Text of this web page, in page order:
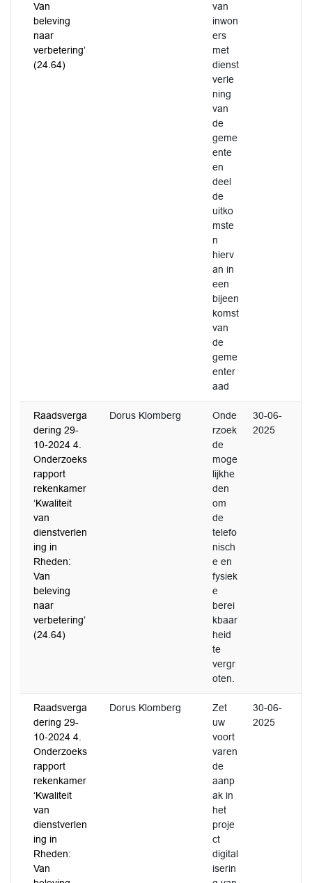
Van
beleving
naar
verbetering’
(24.64)
van
inwon
ers
met
dienst
verle
ning
van
de
geme
ente
en
deel
de
uitko
mste
n
hierv
an in
een
bijeen
komst
van
de
geme
enter
aad
Raadsverga
dering 29-
10-2024 4.
Onderzoeks
rapport
rekenkamer
‘Kwaliteit
van
dienstverlen
ing in
Rheden:
Van
beleving
naar
verbetering’
(24.64)
Dorus Klomberg
Onde
rzoek
de
moge
lijkhe
den
om
de
telefo
nisch
e en
fysiek
e
berei
kbaar
heid
te
vergr
oten.
30-06-
2025
Raadsverga
dering 29-
10-2024 4.
Onderzoeks
rapport
rekenkamer
‘Kwaliteit
van
dienstverlen
ing in
Rheden:
Van
Dorus Klomberg
Zet
uw
voort
varen
de
aanp
ak in
het
proje
ct
digital
iserin
30-06-
2025